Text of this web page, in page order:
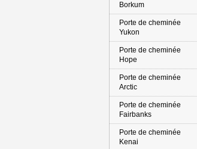
Borkum
Porte de cheminée
Yukon
Porte de cheminée
Hope
Porte de cheminée
Arctic
Porte de cheminée
Fairbanks
Porte de cheminée
Kenai